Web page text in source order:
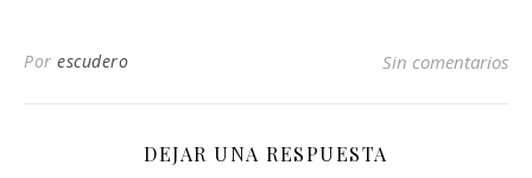
Por escudero Sin comentarios
DEJAR UNA RESPUESTA